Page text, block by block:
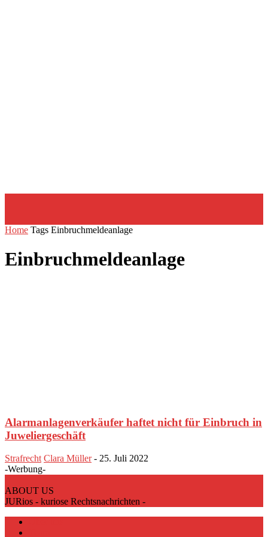
Home Tags Einbruchmeldeanlage
Einbruchmeldeanlage
Alarmanlagenverkäufer haftet nicht für Einbruch in
Juweliergeschäft
Strafrecht Clara Müller - 25. Juli 2022
-Werbung-
ABOUT US
JURios - kuriose Rechtsnachrichten -